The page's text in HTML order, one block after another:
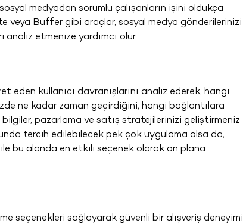
medyadan sorumlu çalışanların işini oldukça
veya Buffer gibi araçlar, sosyal medya gönderilerinizi
analiz etmenize yardımcı olur.
kullanıcı davranışlarını analiz ederek, hangi
ne kadar zaman geçirdiğini, hangi bağlantılara
bilgiler, pazarlama ve satış stratejilerinizi geliştirmeniz
tercih edilebilecek pek çok uygulama olsa da,
bu alanda en etkili seçenek olarak ön plana
seçenekleri sağlayarak güvenli bir alışveriş deneyimi